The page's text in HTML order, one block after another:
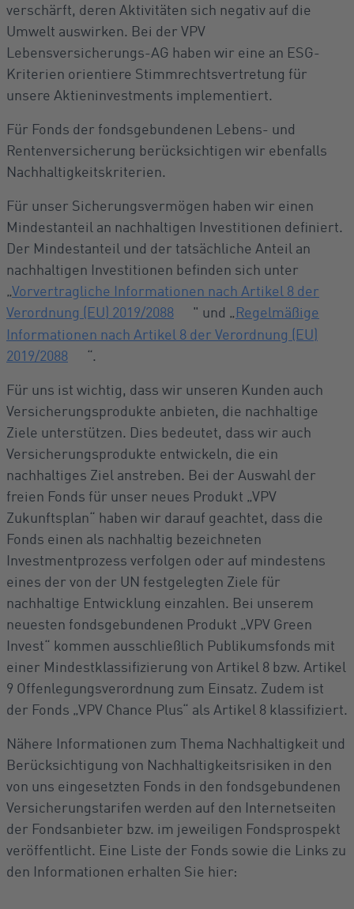
verschärft, deren Aktivitäten sich negativ auf die
Umwelt auswirken. Bei der VPV
Lebensversicherungs-AG haben wir eine an ESG-
Kriterien orientiere Stimmrechtsvertretung für
unsere Aktieninvestments implementiert.
Für Fonds der fondsgebundenen Lebens- und
Rentenversicherung berücksichtigen wir ebenfalls
Nachhaltigkeitskriterien.
Für unser Sicherungsvermögen haben wir einen
Mindestanteil an nachhaltigen Investitionen definiert.
Der Mindestanteil und der tatsächliche Anteil an
nachhaltigen Investitionen befinden sich unter
„Vorvertragliche Informationen nach Artikel 8 der
Verordnung (EU) 2019/2088
" und „Regelmäßige
Informationen nach Artikel 8 der Verordnung (EU)
2019/2088
“.
Für uns ist wichtig, dass wir unseren Kunden auch
Versicherungsprodukte anbieten, die nachhaltige
Ziele unterstützen. Dies bedeutet, dass wir auch
Versicherungsprodukte entwickeln, die ein
nachhaltiges Ziel anstreben. Bei der Auswahl der
freien Fonds für unser neues Produkt „VPV
Zukunftsplan“ haben wir darauf geachtet, dass die
Fonds einen als nachhaltig bezeichneten
Investmentprozess verfolgen oder auf mindestens
eines der von der UN festgelegten Ziele für
nachhaltige Entwicklung einzahlen. Bei unserem
neuesten fondsgebundenen Produkt „VPV Green
Invest“ kommen ausschließlich Publikumsfonds mit
einer Mindestklassifizierung von Artikel 8 bzw. Artikel
9 Offenlegungsverordnung zum Einsatz. Zudem ist
der Fonds „VPV Chance Plus“ als Artikel 8 klassifiziert.
Nähere Informationen zum Thema Nachhaltigkeit und
Berücksichtigung von Nachhaltigkeitsrisiken in den
von uns eingesetzten Fonds in den fondsgebundenen
Versicherungstarifen werden auf den Internetseiten
der Fondsanbieter bzw. im jeweiligen Fondsprospekt
veröffentlicht. Eine Liste der Fonds sowie die Links zu
den Informationen erhalten Sie hier: